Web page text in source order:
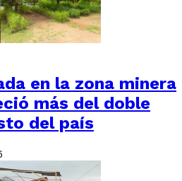
en la zona minera
más del doble
del país